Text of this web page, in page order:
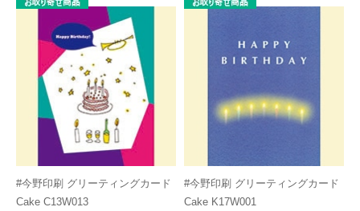
#今野印刷 グリーティングカード
Cake C13W013
#今野印刷 グリーティングカード
Cake K17W001